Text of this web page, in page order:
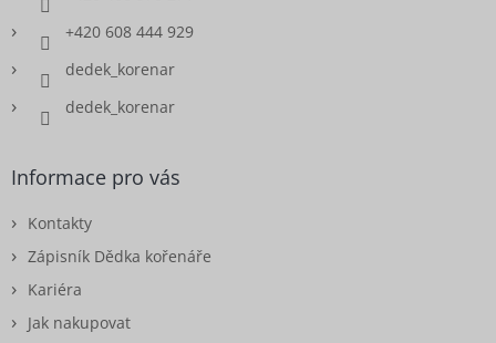
+420 608 444 929
dedek_korenar
dedek_korenar
Informace pro vás
Kontakty
Zápisník Dědka kořenáře
Kariéra
Jak nakupovat